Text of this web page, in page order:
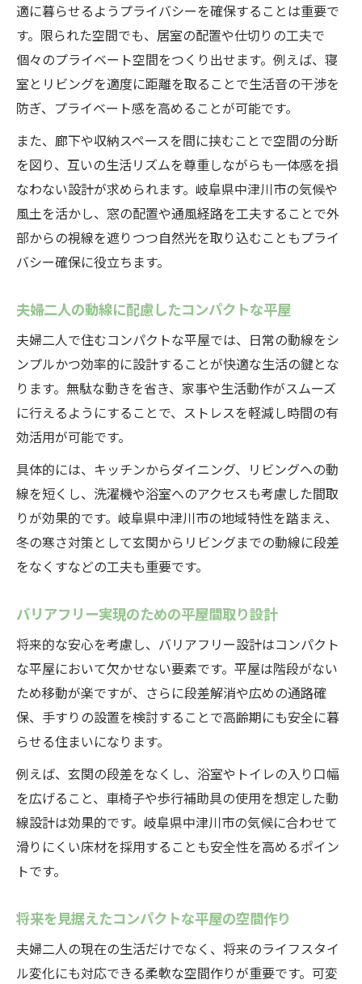
適に暮らせるようプライバシーを確保することは重要で
す。限られた空間でも、居室の配置や仕切りの工夫で
個々のプライベート空間をつくり出せます。例えば、寝
室とリビングを適度に距離を取ることで生活音の干渉を
防ぎ、プライベート感を高めることが可能です。
また、廊下や収納スペースを間に挟むことで空間の分断
を図り、互いの生活リズムを尊重しながらも一体感を損
なわない設計が求められます。岐阜県中津川市の気候や
風土を活かし、窓の配置や通風経路を工夫することで外
部からの視線を遮りつつ自然光を取り込むこともプライ
バシー確保に役立ちます。
夫婦二人の動線に配慮したコンパクトな平屋
夫婦二人で住むコンパクトな平屋では、日常の動線をシ
ンプルかつ効率的に設計することが快適な生活の鍵とな
ります。無駄な動きを省き、家事や生活動作がスムーズ
に行えるようにすることで、ストレスを軽減し時間の有
効活用が可能です。
具体的には、キッチンからダイニング、リビングへの動
線を短くし、洗濯機や浴室へのアクセスも考慮した間取
りが効果的です。岐阜県中津川市の地域特性を踏まえ、
冬の寒さ対策として玄関からリビングまでの動線に段差
をなくすなどの工夫も重要です。
バリアフリー実現のための平屋間取り設計
将来的な安心を考慮し、バリアフリー設計はコンパクト
な平屋において欠かせない要素です。平屋は階段がない
ため移動が楽ですが、さらに段差解消や広めの通路確
保、手すりの設置を検討することで高齢期にも安全に暮
らせる住まいになります。
例えば、玄関の段差をなくし、浴室やトイレの入り口幅
を広げること、車椅子や歩行補助具の使用を想定した動
線設計は効果的です。岐阜県中津川市の気候に合わせて
滑りにくい床材を採用することも安全性を高めるポイン
トです。
将来を見据えたコンパクトな平屋の空間作り
夫婦二人の現在の生活だけでなく、将来のライフスタイ
ル変化にも対応できる柔軟な空間作りが重要です。可変